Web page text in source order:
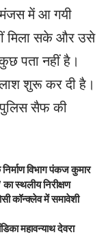
में आ गयी
मिला सके और उसे
पता नहीं है।
शुरू कर दी है।
पुलिस सैफ की
विभाग पंकज कुमार
स्थलीय निरीक्षण
कॉन्क्लेव में समावेशी
महावन्याथ देवरा